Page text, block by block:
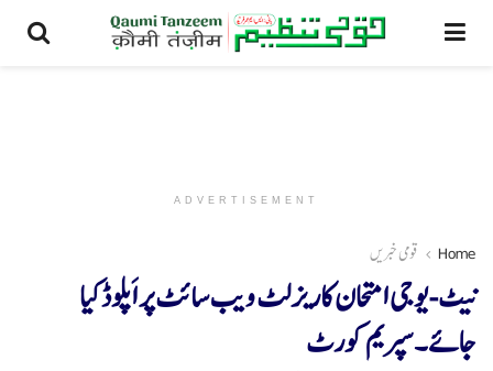
ADVERTISEMENT
Home قومی خبریں
نیٹ-یوجی امتحان کاریزلٹ ویب سائٹ پر اَپلوڈکیا
جائے۔سپریم کورٹ